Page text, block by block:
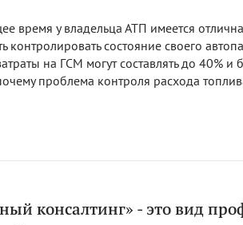
время у владельца АТП имеется
контролировать состояние своего
на ГСМ могут составлять до 40%
проблема контроля расхода
консалтинг» - это вид